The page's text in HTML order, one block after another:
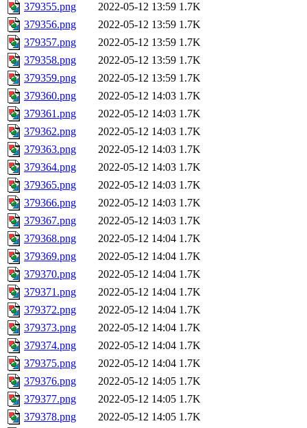
379355.png 2022-05-12 13:59 1.7K
379356.png
2022-05-12 13:59 1.7K
379357.png
2022-05-12 13:59 1.7K
379358.png
2022-05-12 13:59 1.7K
379359.png
2022-05-12 13:59 1.7K
379360.png
2022-05-12 14:03 1.7K
379361.png
2022-05-12 14:03 1.7K
379362.png
2022-05-12 14:03 1.7K
379363.png
2022-05-12 14:03 1.7K
379364.png
2022-05-12 14:03 1.7K
379365.png
2022-05-12 14:03 1.7K
379366.png
2022-05-12 14:03 1.7K
379367.png
2022-05-12 14:03 1.7K
379368.png
2022-05-12 14:04 1.7K
379369.png
2022-05-12 14:04 1.7K
379370.png
2022-05-12 14:04 1.7K
379371.png
2022-05-12 14:04 1.7K
379372.png
2022-05-12 14:04 1.7K
379373.png
2022-05-12 14:04 1.7K
379374.png
2022-05-12 14:04 1.7K
379375.png
2022-05-12 14:04 1.7K
379376.png
2022-05-12 14:05 1.7K
379377.png
2022-05-12 14:05 1.7K
379378.png
2022-05-12 14:05 1.7K